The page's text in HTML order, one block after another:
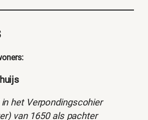
het Verpondingscohier
van 1650 als pachter